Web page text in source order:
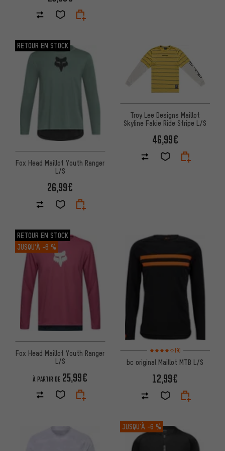
RETOUR EN STOCK
Fox Head Maillot Youth Ranger
L/S
26,99€
Troy Lee Designs Maillot
Skyline Fakie Ride Stripe L/S
46,99€
RETOUR EN STOCK
JUSQU’À -6 %
Fox Head Maillot Youth Ranger
L/S
À PARTIR DE 25,99€
Note moyenne : 4 sur 5
(9)
bc original Maillot MTB L/S
12,99€
JUSQU’À -6 %